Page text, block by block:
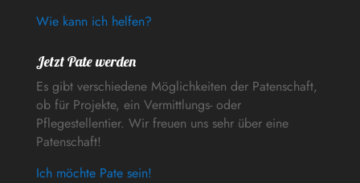
Wie kann ich helfen?
Jetzt Pate werden
Es gibt verschiedene Möglichkeiten der Patenschaft,
ob für Projekte, ein Vermittlungs- oder
Pflegestellentier. Wir freuen uns sehr über eine
Patenschaft!
Ich möchte Pate sein!